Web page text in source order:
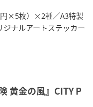
円×5枚）×2種／A3特製
ナルアートステッカー
黄金の風』CITY P